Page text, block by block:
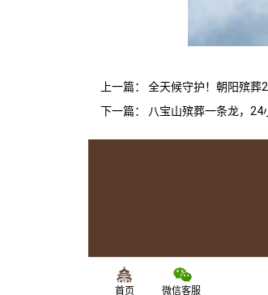
上一篇： 全天候守护！朝阳殡葬
下一篇：
八宝山殡葬一条龙，24
首页 微信客服